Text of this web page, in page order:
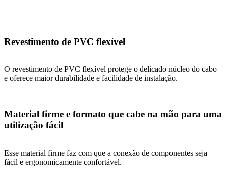
Revestimento de PVC flexível
O revestimento de PVC flexível protege o delicado núcleo do cabo
e oferece maior durabilidade e facilidade de instalação.
Material firme e formato que cabe na mão para uma
utilização fácil
Esse material firme faz com que a conexão de componentes seja
fácil e ergonomicamente confortável.